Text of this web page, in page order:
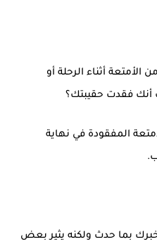
أثناء الرحلة أو
أنك فقدت حقيبتك؟
المفقودة في نهاية
يخبرك بما حدث ولكنه يثير بعض